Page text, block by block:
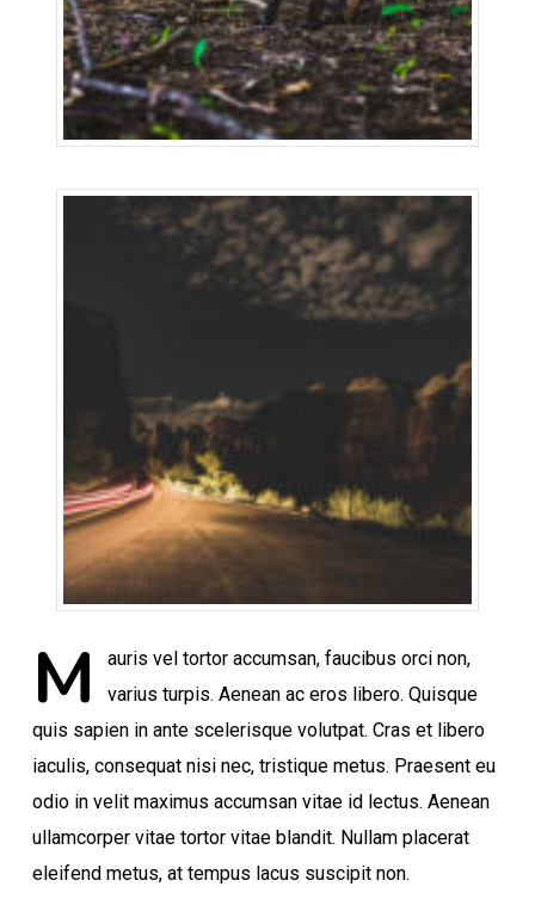
M
auris vel tortor accumsan, faucibus orci non,
varius turpis. Aenean ac eros libero. Quisque
quis sapien in ante scelerisque volutpat. Cras et libero
iaculis, consequat nisi nec, tristique metus. Praesent eu
odio in velit maximus accumsan vitae id lectus. Aenean
ullamcorper vitae tortor vitae blandit. Nullam placerat
eleifend metus, at tempus lacus suscipit non.